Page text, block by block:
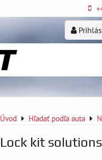
Úvod Hľadať podľa auta
Lock kit solutions